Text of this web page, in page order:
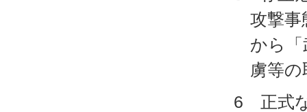
攻撃事
から
虜等
6 正式